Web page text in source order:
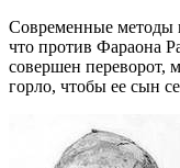
Современные методы
что против Фараона
совершен переворот,
горло, чтобы ее сын